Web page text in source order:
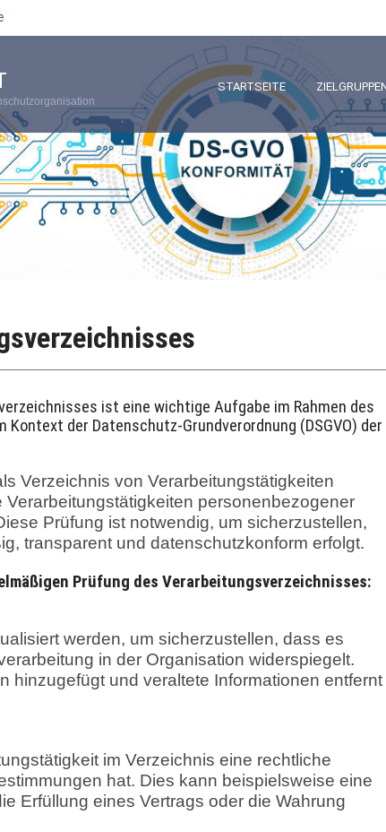
STARTSEITE
ist eine wichtige Aufgabe im Rahmen des
der Datenschutz-Grundverordnung (DSGVO) der
Verzeichnis von Verarbeitungstätigkeiten
personenbezogener
Prüfung ist notwendig, um sicherzustellen,
transparent und datenschutzkonform erfolgt.
Prüfung des Verarbeitungsverzeichnisses:
werden, um sicherzustellen, dass es
in der Organisation widerspiegelt.
hinzugefügt und veraltete Informationen entfernt
im Verzeichnis eine rechtliche
hat. Dies kann beispielsweise eine
Erfüllung eines Vertrags oder die Wahrung